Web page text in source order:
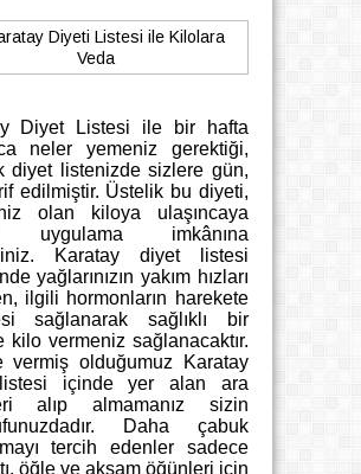
Diyet Listesi ile bir hafta
neler yemeniz gerektiği,
diyet listenizde sizlere gün,
edilmiştir. Üstelik bu diyeti,
olan kiloya ulaşıncaya
uygulama imkânına
Karatay diyet listesi
yağlarınızın yakım hızları
ilgili hormonların harekete
sağlanarak sağlıklı bir
kilo vermeniz sağlanacaktır.
vermiş olduğumuz Karatay
içinde yer alan ara
alıp almamanız sizin
Daha çabuk
tercih edenler sadece
öğle ve akşam öğünleri için